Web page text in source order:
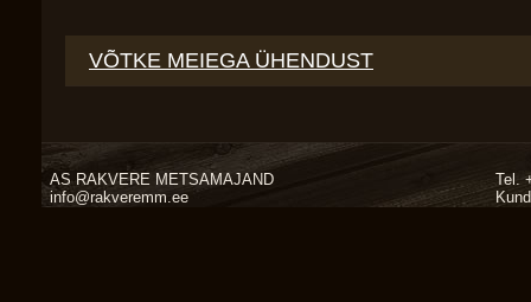
VÕTKE MEIEGA ÜHENDUST
AS RAKVERE METSAMAJAND
info@rakveremm.ee
Tel.